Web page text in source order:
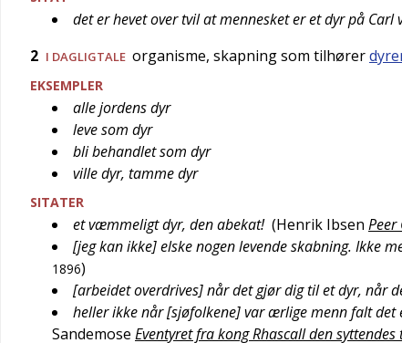
det er hevet over tvil at mennesket er et dyr på Carl
2 I DAGLIGTALE organisme, skapning som tilhører
EKSEMPLER
alle jordens dyr
leve som dyr
bli behandlet som dyr
ville dyr, tamme dyr
SITATER
et væmmeligt dyr, den abekat! (Henrik Ibsen Peer
[jeg kan ikke] elske nogen levende skabning. Ikke
1896)
[arbeidet overdrives] når det gjør dig til et dyr, når
heller ikke når [sjøfolkene] var ærlige menn falt
Sandemose Eventyret fra kong Rhascall den